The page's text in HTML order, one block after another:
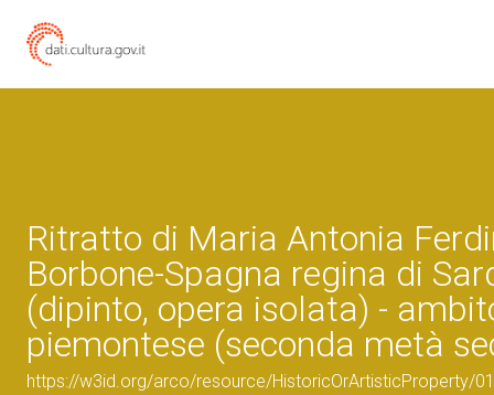
Ritratto di Maria Antonia
Borbone-Spagna regina di
(dipinto, opera isolata) -
piemontese (seconda metà
https://w3id.org/arco/resource/HistoricOrArtisticProperty/